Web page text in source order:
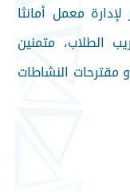
معمل أمانثا
الطلاب، متمنين
مقترحات النشاطات